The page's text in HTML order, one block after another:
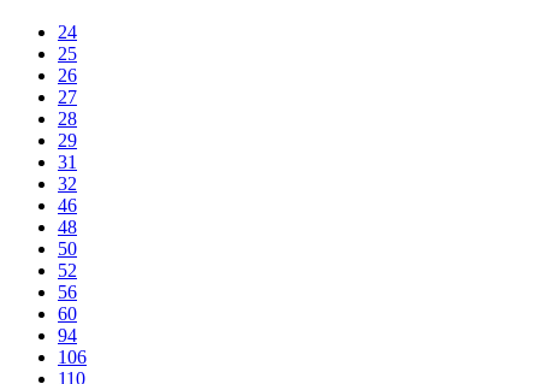
24
25
26
27
28
29
31
32
46
48
50
52
56
60
94
106
110